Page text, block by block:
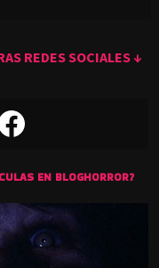
REDES SOCIALES ↓
EN BLOGHORROR?